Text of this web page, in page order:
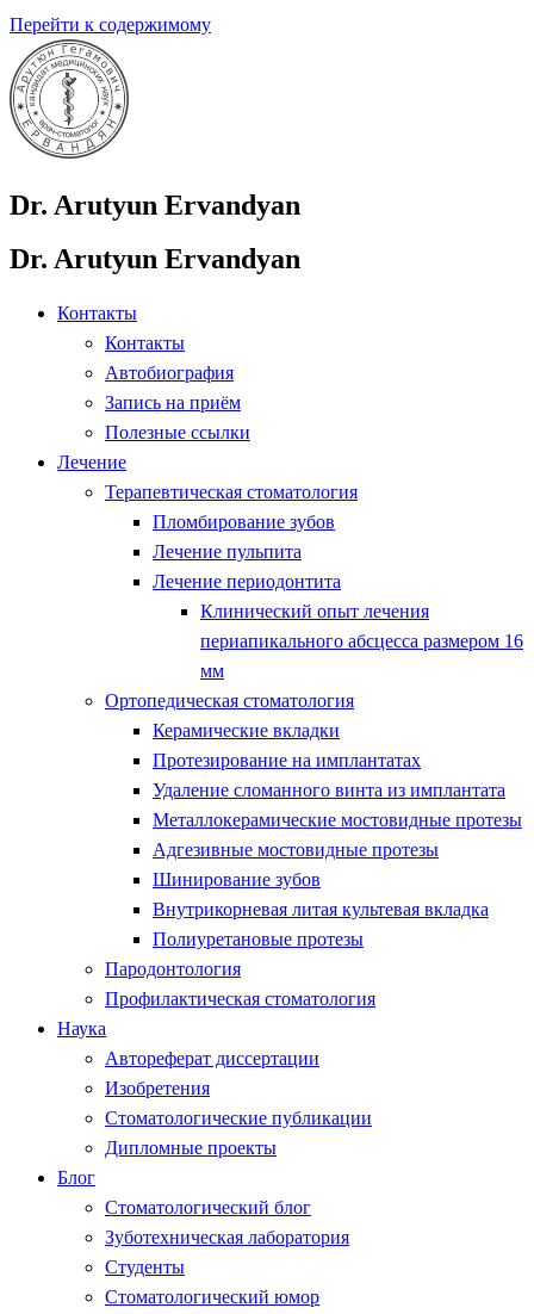
Перейти к содержимому
Dr. Arutyun Ervandyan
Dr. Arutyun Ervandyan
Контакты
Контакты
Автобиография
Запись на приём
Полезные ссылки
Лечение
Терапевтическая стоматология
Пломбирование зубов
Лечение пульпита
Лечение периодонтита
Клинический опыт лечения
периапикального абсцесса размером 16
мм
Ортопедическая стоматология
Керамические вкладки
Протезирование на имплантатах
Удаление сломанного винта из имплантата
Металлокерамические мостовидные протезы
Адгезивные мостовидные протезы
Шинирование зубов
Внутрикорневая литая культевая вкладка
Полиуретановые протезы
Пародонтология
Профилактическая стоматология
Наука
Автореферат диссертации
Изобретения
Стоматологические публикации
Дипломные проекты
Блог
Стоматологический блог
Зуботехническая лаборатория
Студенты
Стоматологический юмор